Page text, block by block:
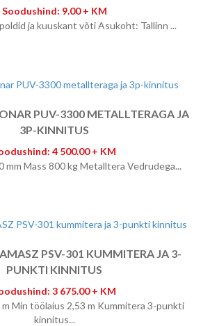
Soodushind: 9.00 + KM
ja kuuskant võti Asukoht: Tallinn ...
PUV-3300 METALLTERAGA JA
3P-KINNITUS
4 500.00 + KM
mm Mass 800 kg Metalltera Vedrudega...
PSV-301 KUMMITERA JA 3-
PUNKTI KINNITUS
3 675.00 + KM
Min töölaius 2,53 m Kummitera 3-punkti
kinnitus...